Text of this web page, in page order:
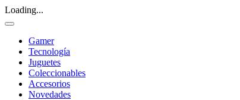
Loading...
Gamer
Tecnología
Juguetes
Coleccionables
Accesorios
Novedades